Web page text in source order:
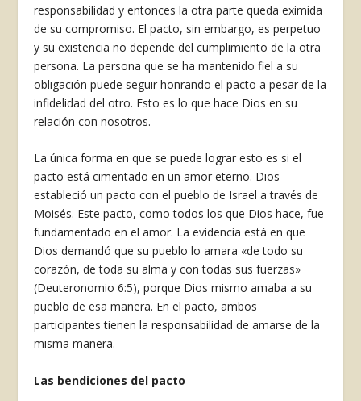
responsabilidad y entonces la otra parte queda eximida
de su compromiso. El pacto, sin embargo, es perpetuo
y su existencia no depende del cumplimiento de la otra
persona. La persona que se ha mantenido fiel a su
obligación puede seguir honrando el pacto a pesar de la
infidelidad del otro. Esto es lo que hace Dios en su
relación con nosotros.
La única forma en que se puede lograr esto es si el
pacto está cimentado en un amor eterno. Dios
estableció un pacto con el pueblo de Israel a través de
Moisés. Este pacto, como todos los que Dios hace, fue
fundamentado en el amor. La evidencia está en que
Dios demandó que su pueblo lo amara «de todo su
corazón, de toda su alma y con todas sus fuerzas»
(Deuteronomio 6:5), porque Dios mismo amaba a su
pueblo de esa manera. En el pacto, ambos
participantes tienen la responsabilidad de amarse de la
misma manera.
Las bendiciones del pacto